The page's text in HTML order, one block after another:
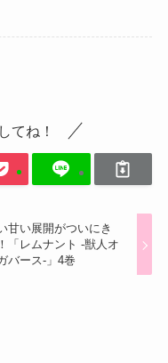
てね！
甘い展開がついにき
「レムナント -獣人オ
バース-」4巻